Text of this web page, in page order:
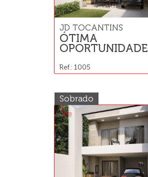
JD TOCANTINS
ÓTIMA
OPORTUNIDADE
Ref.: 1005
Sobrado